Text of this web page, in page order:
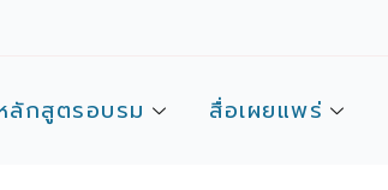
ลักสูตรอบรม สื่อเผยแพร่